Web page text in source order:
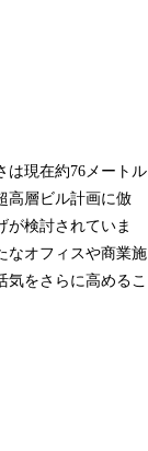
は現在約76メートル
高層ビル計画に倣
が検討されていま
なオフィスや商業施
気をさらに高めるこ